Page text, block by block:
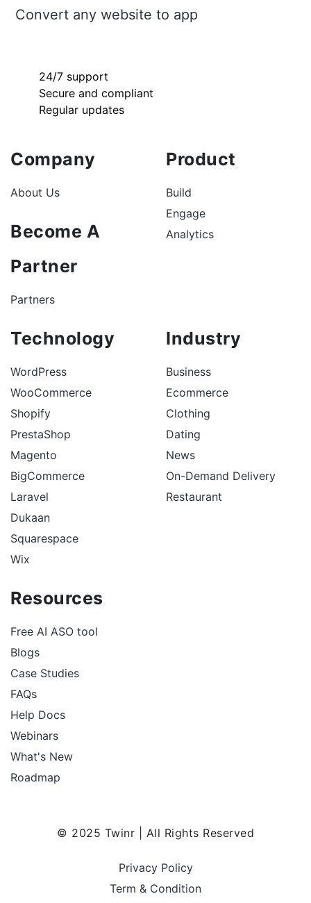
Convert any website to app
24/7 support
Secure and compliant
Regular updates
Company
About Us
Become A
Partner
Partners
Product
Build
Engage
Analytics
Technology
WordPress
WooCommerce
Shopify
PrestaShop
Magento
BigCommerce
Laravel
Dukaan
Squarespace
Wix
Industry
Business
Ecommerce
Clothing
Dating
News
On-Demand Delivery
Restaurant
Resources
Free AI ASO tool
Blogs
Case Studies
FAQs
Help Docs
Webinars
What's New
Roadmap
© 2025 Twinr | All Rights Reserved
Privacy Policy
Term & Condition